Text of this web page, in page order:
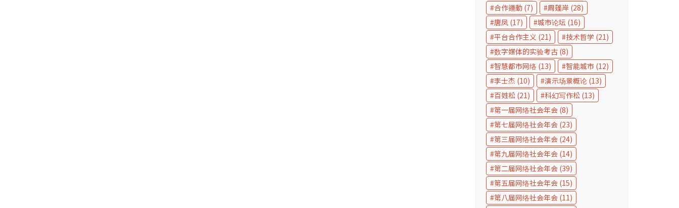
合作運動 (7) 周蓬岸 (28)
唐凤 (17) 城市论坛 (16)
平台合作主义 (21) 技术哲学 (21)
数字媒体的实验考古 (8)
智慧都市网络 (13) 智能城市 (12)
李士杰 (10) 演示场景概论 (13)
百姓松 (21) 科幻写作松 (13)
第一届网络社会年会 (8)
第七届网络社会年会 (23)
第三届网络社会年会 (24)
第九届网络社会年会 (14)
第二届网络社会年会 (39)
第五届网络社会年会 (15)
第八届网络社会年会 (11)